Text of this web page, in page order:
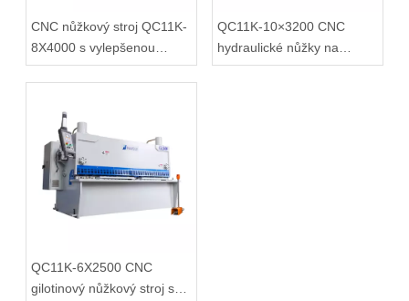
CNC nůžkový stroj QC11K-
8X4000 s vylepšenou
pneumatickou podporou
QC11K-10×3200 CNC
hydraulické nůžky na
gilotinu s E21S
QC11K-6X2500 CNC
gilotinový nůžkový stroj s